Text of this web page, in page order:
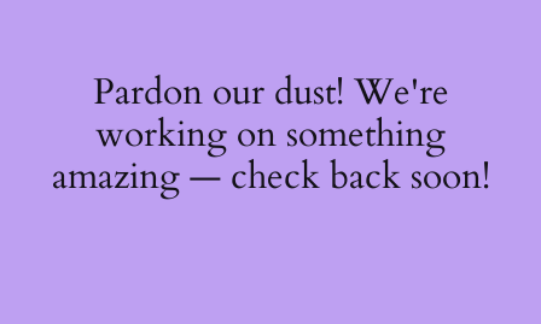
Pardon our dust! We're
working on something
amazing — check back soon!